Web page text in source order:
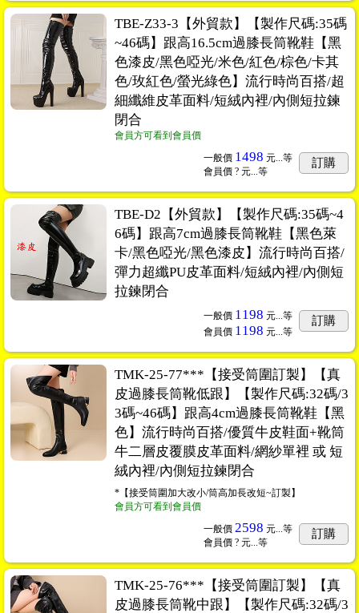
TBE-Z33-3【外貿款】【製作尺碼:35碼
~46碼】跟高16.5cm過膝長筒靴鞋【黑
色漆皮/黑色啞光/米色/紅色/棕色/卡其
色/玫紅色/螢光綠色】流行時尚百搭/超
細纖維皮革面料/短絨內裡/內側短拉鍊
閉合
會員方可看到會員價
一般價 1498 元...等
會員價 ? 元...等
訂購
TBE-D2【外貿款】【製作尺碼:35碼~4
6碼】跟高7cm過膝長筒靴鞋【黑色萊
卡/黑色啞光/黑色漆皮】流行時尚百搭/
彈力超纖PU皮革面料/短絨內裡/內側短
拉鍊閉合
一般價 1198 元...等
會員價 1198 元...等
訂購
TMK-25-77***【接受筒圍訂製】【真
皮過膝長筒靴低跟】【製作尺碼:32碼/3
3碼~46碼】跟高4cm過膝長筒靴鞋【黑
色】流行時尚百搭/優質牛皮鞋面+靴筒
牛二層皮覆膜皮革面料/網紗單裡 或 短
絨內裡/內側短拉鍊閉合
*【接受筒圍加大改小/筒高加長改短~訂製】
會員方可看到會員價
一般價 2598 元...等
會員價 ? 元...等
訂購
TMK-25-76***【接受筒圍訂製】【真
皮過膝長筒靴中跟】【製作尺碼:32碼/3